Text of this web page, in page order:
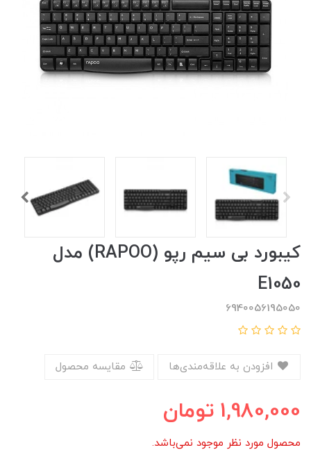
کیبورد بی سیم رپو (RAPOO) مدل
E1050
6940056195050
مقایسه محصول
1,980,000 تومان
محصول مورد نظر موجود نمی‌باشد.